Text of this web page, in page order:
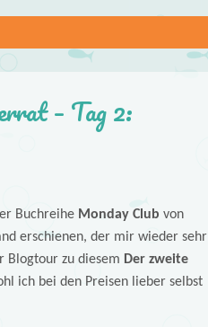
– Tag 2:
Buchreihe Monday Club von
erschienen, der mir wieder sehr
Blogtour zu diesem Der zweite
ich bei den Preisen lieber selbst